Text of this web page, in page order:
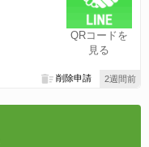
QRコードを
見る
2週間前
削除申請